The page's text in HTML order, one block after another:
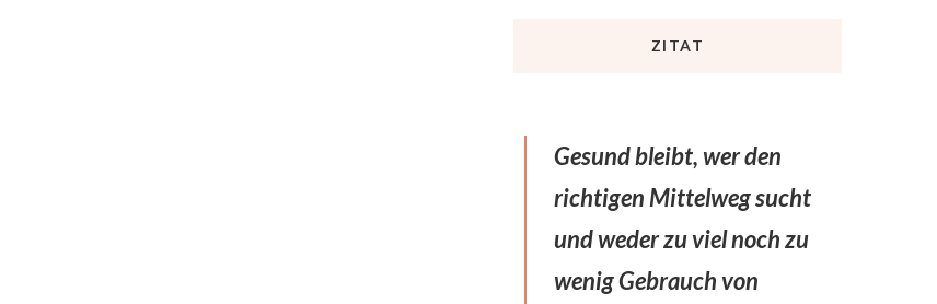
ZITAT
Gesund bleibt, wer den
richtigen Mittelweg sucht
und weder zu viel noch zu
wenig Gebrauch von